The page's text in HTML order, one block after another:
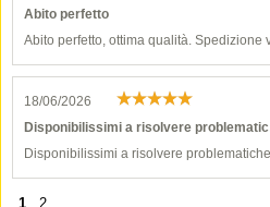
Abito perfetto
Abito perfetto, ottima qualità. Spedizione
18/06/2026
Disponibilissimi a risolvere
Disponibilissimi a risolvere
1 2